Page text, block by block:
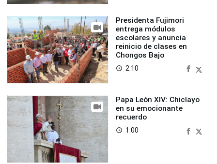
Presidenta Fujimori
entrega módulos
escolares y anuncia
reinicio de clases en
Chongos Bajo
access_time 2:10
Papa León XIV: Chiclayo
en su emocionante
recuerdo
access_time 1:00